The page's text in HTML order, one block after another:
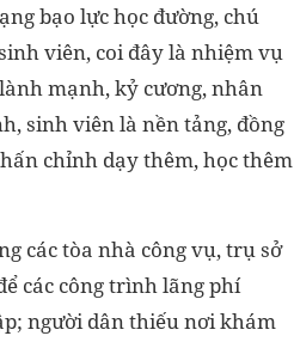
bạo lực học đường, chú
viên, coi đây là nhiệm vụ
mạnh, kỷ cương, nhân
sinh viên là nền tảng, đồng
chỉnh dạy thêm, học thêm
các tòa nhà công vụ, trụ sở
các công trình lãng phí
người dân thiếu nơi khám